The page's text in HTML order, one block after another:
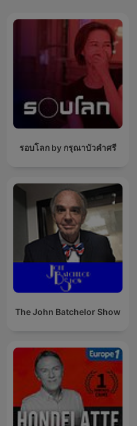
รอบโลก by กรุณาบัวคำศรี
The John Batchelor Show